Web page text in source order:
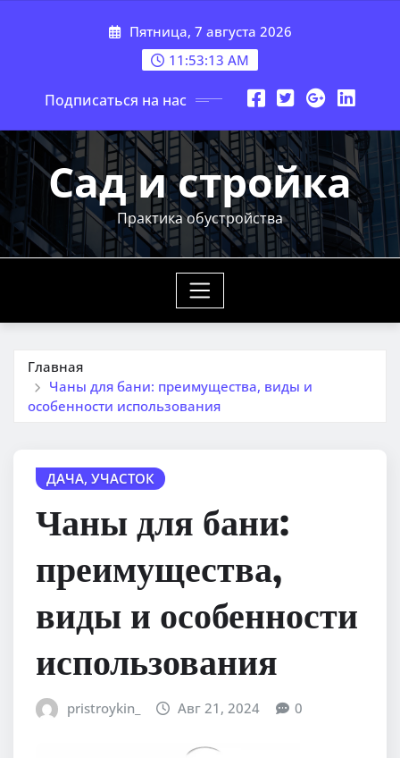
Пятница, 7 августа 2026
11:53:14 AM
Подписаться на нас
Сад и стройка
Практика обустройства
Главная
Чаны для бани: преимущества, виды и
особенности использования
ДАЧА, УЧАСТОК
Чаны для бани:
преимущества,
виды и особенности
использования
pristroykin_ Авг 21, 2024 0